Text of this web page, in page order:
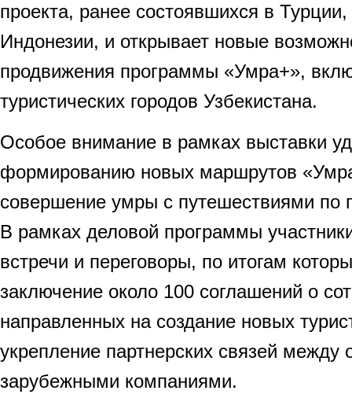
проекта, ранее состоявшихся в
Индонезии, и открывает новые
продвижения программы «Умра+»,
туристических городов Узбекистана.
Особое внимание в рамках выставки
формированию новых маршрутов
совершение умры с путешествиями по
В рамках деловой программы
встречи и переговоры, по итогам
заключение около 100 соглашений о
направленных на создание новых
укрепление партнерских связей между
зарубежными компаниями.